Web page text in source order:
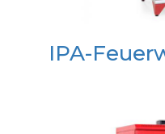
IPA-